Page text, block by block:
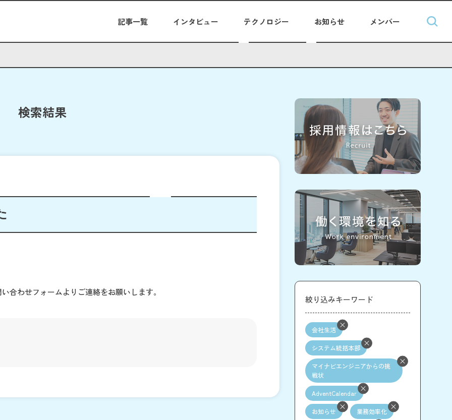
記事一覧 インタビュー テクノロジー お知らせ メンバー
検索結果
合わせフォームよりご連絡をお願いします。
絞り込みキーワード
会社生活
システム統括本部
マイナビエンジニアからの挑
戦状
AdventCalendar
お知らせ 業務効率化